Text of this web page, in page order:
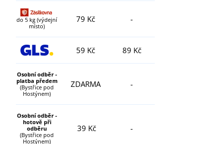
do 5 kg (výdejní
místo)
79 Kč -
59 Kč 89 Kč
Osobní odběr -
platba předem
(Bystřice pod
Hostýnem)
ZDARMA -
Osobní odběr -
hotově při
odběru
(Bystřice pod
Hostýnem)
39 Kč -